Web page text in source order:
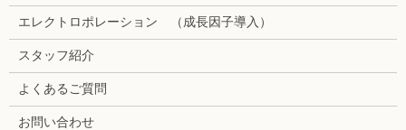
エレクトロポレーション （成長因子導入）
スタッフ紹介
よくあるご質問
お問い合わせ